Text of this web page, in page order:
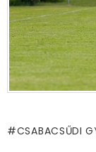
CSABACSŰDI